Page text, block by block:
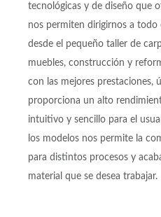
tecnológicas y de diseño que
nos permiten dirigirnos a todo
desde el pequeño taller de
muebles, construcción y
con las mejores prestaciones,
proporciona un alto
intuitivo y sencillo para el
los modelos nos permite la
para distintos procesos y
material que se desea trabajar.